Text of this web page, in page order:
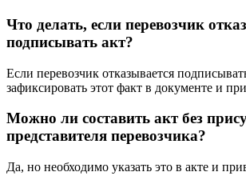
Что делать, если перевозчик
подписывать акт?
Если перевозчик отказывается
зафиксировать этот факт в документе и
Можно ли составить акт без
представителя перевозчика?
Да, но необходимо указать это в акте и